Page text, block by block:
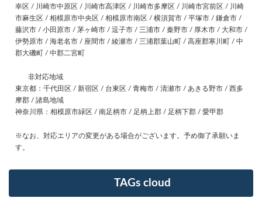
幸区 / 川崎市中原区 / 川崎市高津区 / 川崎市多摩区 / 川崎市宮前区 / 川崎
市麻生区 / 相模原市中央区 / 相模原市南区 / 横須賀市 / 平塚市 / 鎌倉市 /
藤沢市 / 小田原市 / 茅ヶ崎市 / 逗子市 / 三浦市 / 秦野市 / 厚木市 / 大和市 /
伊勢原市 / 海老名市 / 座間市 / 綾瀬市 / 三浦郡葉山町 / 高座郡寒川町 / 中
郡大磯町 / 中郡二宮町
非対応地域
東京都：千代田区 / 新宿区 / 台東区 / 青梅市 / 清瀬市 / あきる野市 / 西多
摩郡 / 諸島地域
神奈川県：相模原市緑区 / 南足柄市 / 足柄上郡 / 足柄下郡 / 愛甲郡
※なお、対応エリアの変更がある場合がございます。予め御了承願いま
す。
TAGs cloud